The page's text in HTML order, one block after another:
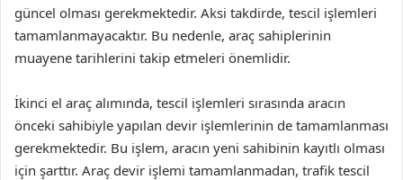
güncel olması gerekmektedir. Aksi takdirde, tescil işlemleri
tamamlanmayacaktır. Bu nedenle, araç sahiplerinin
muayene tarihlerini takip etmeleri önemlidir.
İkinci el araç alımında, tescil işlemleri sırasında aracın
önceki sahibiyle yapılan devir işlemlerinin de tamamlanması
gerekmektedir. Bu işlem, aracın yeni sahibinin kayıtlı olması
için şarttır. Araç devir işlemi tamamlanmadan, trafik tescil